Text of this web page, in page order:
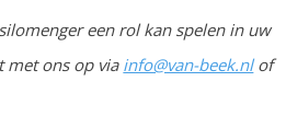
een rol kan spelen in uw
met ons op via info@van-beek.nlof